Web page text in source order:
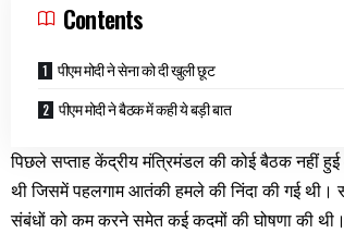
Contents
पीएम मोदी ने सेना को दी खुली छूट
पीएम मोदी ने बैठक में कही ये बड़ी बात
पिछले सप्ताह केंद्रीय मंत्रिमंडल की कोई बैठक नहीं
थी जिसमें पहलगाम आतंकी हमले की निंदा की गई थी।
संबंधों को कम करने समेत कई कदमों की घोषणा की थी।